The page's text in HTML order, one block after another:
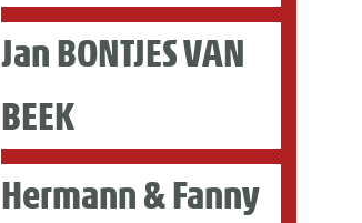
Jan BONTJES VAN
BEEK
Hermann & Fanny